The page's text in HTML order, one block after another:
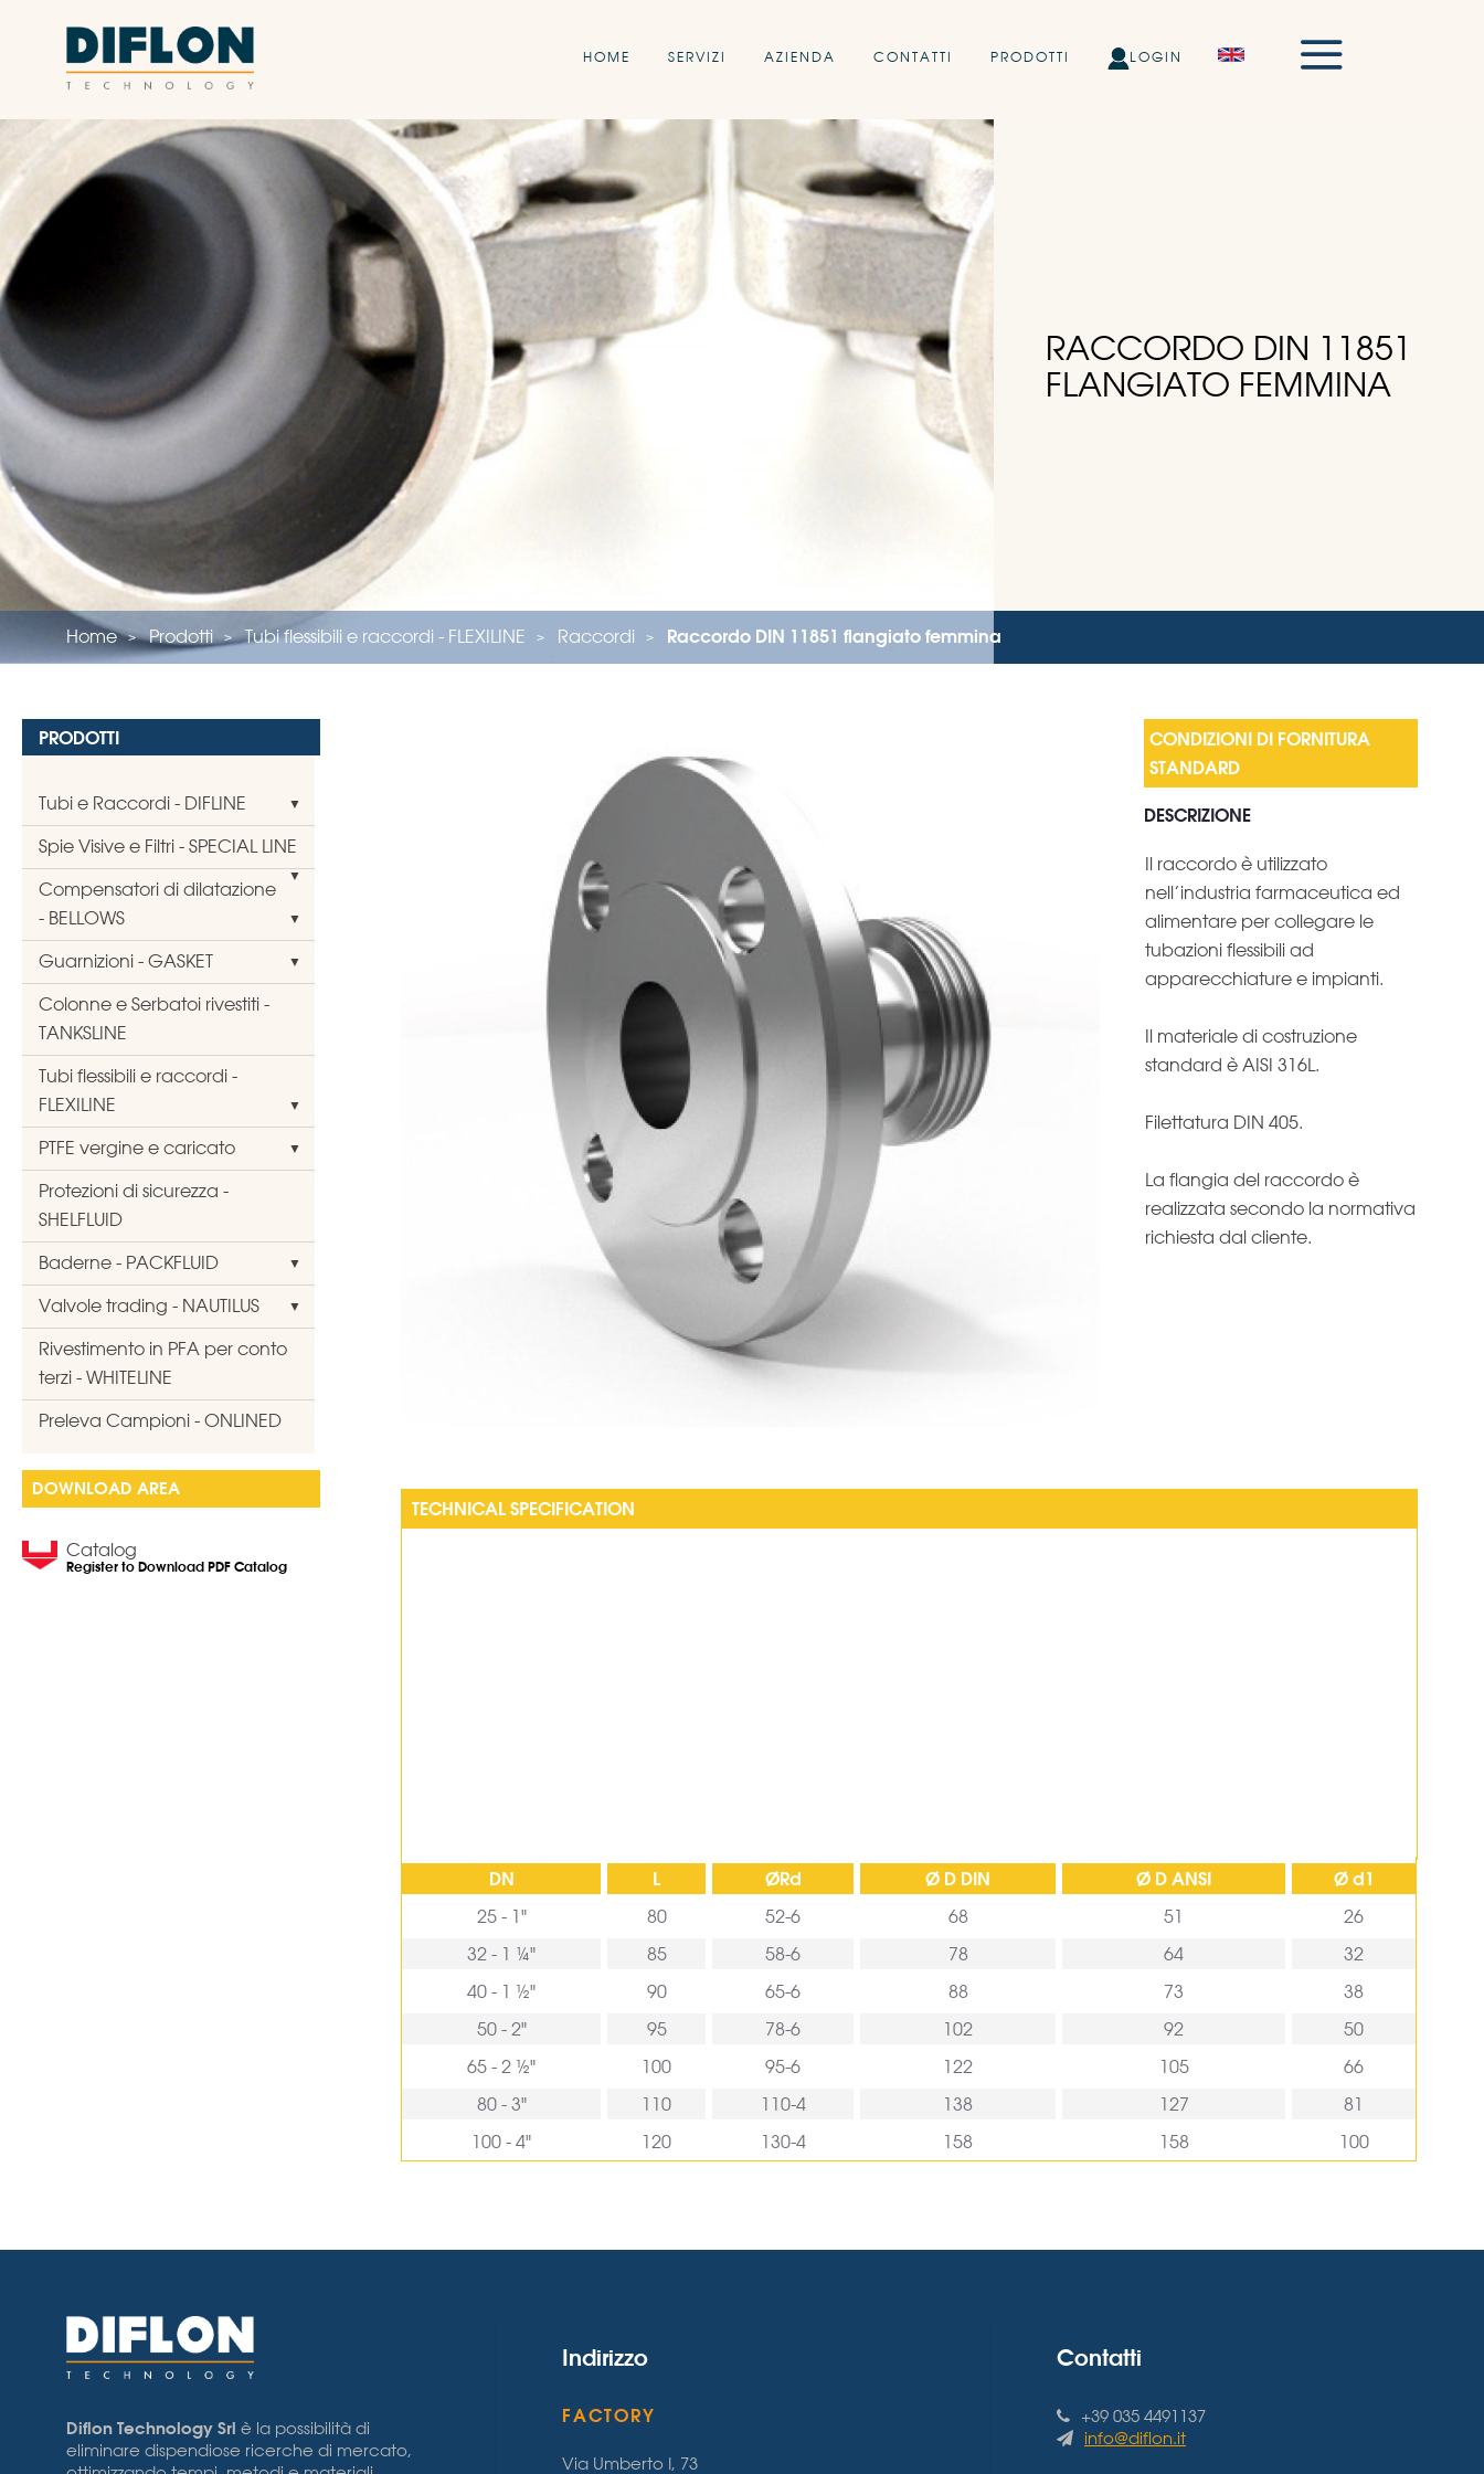
HOME SERVIZI AZIENDA CONTATTI PRODOTTI LOGIN
RACCORDO DIN 11851
FLANGIATO FEMMINA
Home Prodotti Tubi flessibili e raccordi - FLEXILINE Raccordi Raccordo DIN 11851 flangiato femmina
PRODOTTI
Tubi e Raccordi - DIFLINE
Spie Visive e Filtri - SPECIAL LINE
Compensatori di dilatazione
- BELLOWS
Guarnizioni - GASKET
Colonne e Serbatoi rivestiti -
TANKSLINE
Tubi flessibili e raccordi -
FLEXILINE
PTFE vergine e caricato
Protezioni di sicurezza -
SHELFLUID
Baderne - PACKFLUID
Valvole trading - NAUTILUS
Rivestimento in PFA per conto
terzi - WHITELINE
Preleva Campioni - ONLINED
DOWNLOAD AREA
Catalog
Register to Download PDF Catalog
DESCRIZIONE
Il raccordo è utilizzato
nell’industria farmaceutica ed
alimentare per collegare le
tubazioni flessibili ad
apparecchiature e impianti.
Il materiale di costruzione
standard è AISI 316L.
Filettatura DIN 405.
La flangia del raccordo è
realizzata secondo la normativa
richiesta dal cliente.
TECHNICAL SPECIFICATION
DN L ØRd Ø D DIN Ø D ANSI
Ø d1
25 - 1"
80 52-6 68 51
26
32 - 1 ¼"
85 58-6 78 64
32
40 - 1 ½"
90 65-6 88 73
38
50 - 2"
95 78-6 102 92
50
65 - 2 ½"
100 95-6 122 105
66
80 - 3"
110 110-4 138 127
81
100 - 4"
120 130-4 158 158 100
Diflon Technology Srl è la possibilità di
eliminare dispendiose ricerche di mercato,
Indirizzo
FACTORY
Via Umberto I, 73
Contatti
+39 035 4491137
info@diflon.it